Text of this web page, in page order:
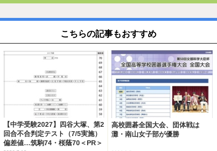
こちらの記事もおすすめ
【中学受験2027】四谷大塚、第2
回合不合判定テスト（7/5実施）
偏差値…筑駒74・桜蔭70＜PR＞
高校囲碁全国大会、団体戦は
灘・南山女子部が優勝